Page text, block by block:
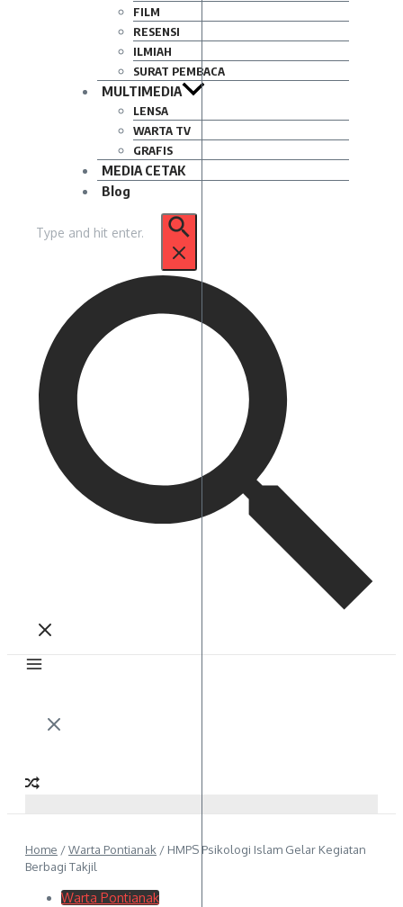
FILM
RESENSI
ILMIAH
SURAT PEMBACA
MULTIMEDIA
LENSA
WARTA TV
GRAFIS
MEDIA CETAK
Blog
untuk:
Home /Warta Pontianak / HMPS Psikologi Islam Gelar Kegiatan
Berbagi Takjil
Warta Pontianak